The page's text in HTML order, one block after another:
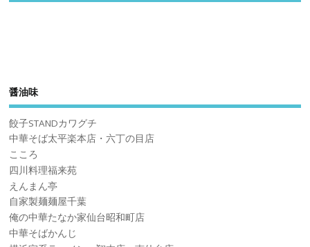
醤油味
餃子STANDカワグチ
中華そば太平楽本店・六丁の目店
こころ
四川料理福来苑
えんまん亭
自家製麺麺屋千葉
俺の中華たなか家仙台昭和町店
中華そばかんじ